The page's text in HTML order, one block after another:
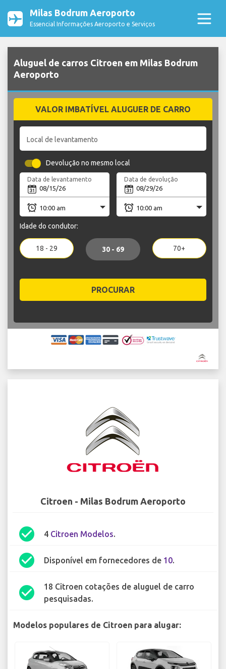
Milas Bodrum Aeroporto
Essencial Informações Aeroporto e Serviços
Aluguel de carros Citroen em Milas Bodrum
Aeroporto
VALOR IMBATÍVEL ALUGUER DE CARRO
Local de levantamento
Devolução no mesmo local
Data de levantamento Data de devolução
Idade do condutor:
18 - 29 30 - 69 70+
PROCURAR
Citroen - Milas Bodrum Aeroporto
check_circle 4 Citroen Modelos.
check_circle Disponível em fornecedores de 10.
check_circle
18 Citroen cotações de aluguel de carro
pesquisadas.
Modelos populares de Citroen para alugar: